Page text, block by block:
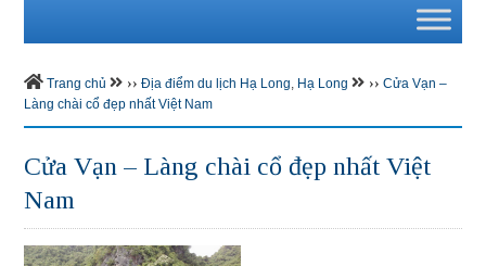
Trang chủ ›› Địa điểm du lịch Hạ Long, Hạ Long ›› Cửa Vạn –
Làng chài cổ đẹp nhất Việt Nam
Cửa Vạn – Làng chài cổ đẹp nhất Việt
Nam